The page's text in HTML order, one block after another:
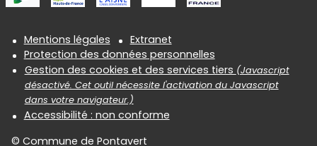
Informations réglementaires
Mentions légales
Extranet
Protection des données personnelles
Gestion des cookies et des services tiers (Javascript
désactivé. Cet outil nécessite l'activation du Javascript
dans votre navigateur.)
Accessibilité : non conforme
© Commune de Pontavert